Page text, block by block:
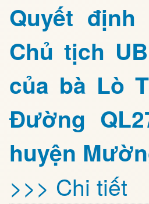
Quyết định
Chủ tịch
của bà Lò
Đường
huyện
>>> Chi tiết